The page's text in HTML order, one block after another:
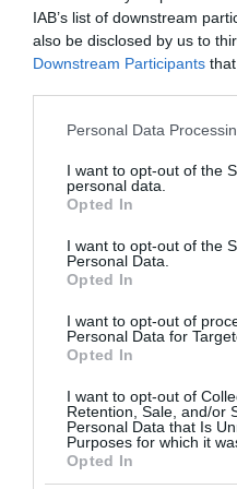
IAB’s list of downstream
also be disclosed by us to
Downstream Participants
Please note that this
not limited to your visit or
grant or deny consent to
use your data for below
consent section.
Personal Data
I want to opt-out of the
personal data.
Opted In
I want to opt-out of the
Personal Data.
Opted In
I want to opt-out of
Personal Data for
Opted In
I want to opt-out of
Retention, Sale, and/or
Personal Data that Is
Purposes for which it
Opted In
ΟΛΕΣ ΟΙ
διαβάστε
Γιάννης